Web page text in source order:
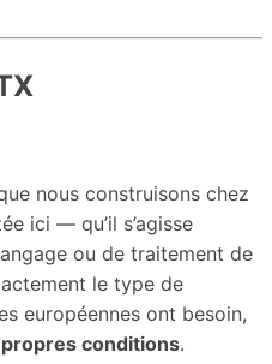
nous construisons chez
ici — qu’il s’agisse
ou de traitement de
le type de
européennes ont besoin,
conditions.